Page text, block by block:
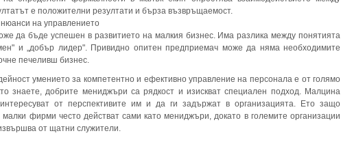
е положителни резултати и бърза възвръщаемост.
на управлението
да бъде успешен в развитието на малкия бизнес. Има разлика между понятията
и „добър лидер". Привидно опитен предприемач може да няма необходимите
печеливш бизнес.
умението за компетентно и ефективно управление на персонала е от голямо
знаете, добрите мениджъри са рядкост и изискват специален подход. Малцина
от перспективите им и да ги задържат в организацията. Ето защо
малки фирми често действат сами като мениджъри, докато в големите организации
от щатни служители.